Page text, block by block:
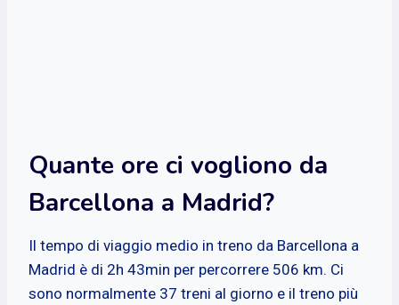
Quante ore ci vogliono da
Barcellona a Madrid?
Il tempo di viaggio medio in treno da Barcellona a
Madrid è di 2h 43min per percorrere 506 km. Ci
sono normalmente 37 treni al giorno e il treno più